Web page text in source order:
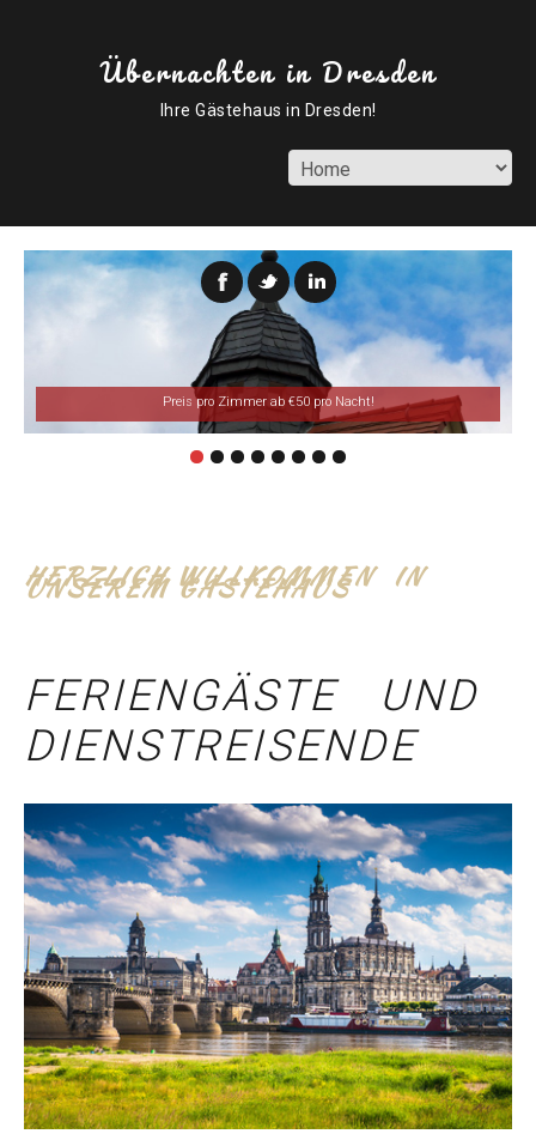
Übernachten in Dresden
Ihre Gästehaus in Dresden!
Preis pro Zimmer ab €50 pro Nacht!
HERZLICH WILLKOMMEN IN
UNSEREM GÄSTEHAUS
FERIENGÄSTE UND
DIENSTREISENDE